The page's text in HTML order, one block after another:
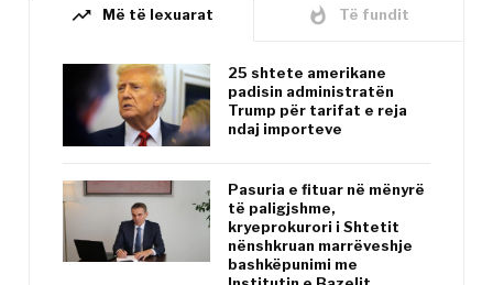
trending_up Më të lexuarat whatshot Të fundit
25 shtete amerikane
padisin administratën
Trump për tarifat e reja
ndaj importeve
Pasuria e fituar në mënyrë
të paligjshme,
kryeprokurori i Shtetit
nënshkruan marrëveshje
bashkëpunimi me